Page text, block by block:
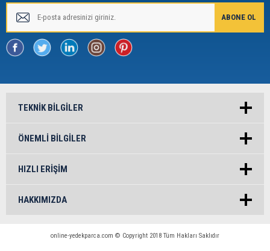
TEKNIK BILGILER
ÖNEMLI BILGILER
HIZLI ERIŞIM
HAKKIMIZDA
online-yedekparca.com © Copyright 2018 Tüm Hakları Saklıdır